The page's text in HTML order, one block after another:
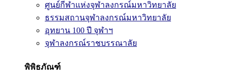
ศูนย์กีฬาแห่งจุฬาลงกรณ์มหาวิทยาลัย
ธรรมสถานจุฬาลงกรณ์มหาวิทยาลัย
อุทยาน 100 ปี จุฬาฯ
จุฬาลงกรณ์ราชบรรณาลัย
พิพิธภัณฑ์